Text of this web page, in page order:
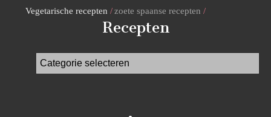
Vegetarische recepten
zoete spaanse recepten
Recepten